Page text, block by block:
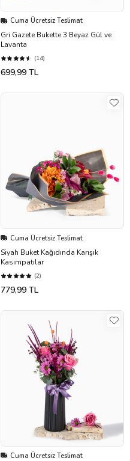
Cuma Ücretsiz Teslimat
Gri Gazete Bukette 3 Beyaz Gül ve
Lavanta
(14)
699,99 TL
Cuma Ücretsiz Teslimat
Siyah Buket Kağıdında Karışık
Kasımpatılar
(2)
779,99 TL
Cuma Ücretsiz Teslimat